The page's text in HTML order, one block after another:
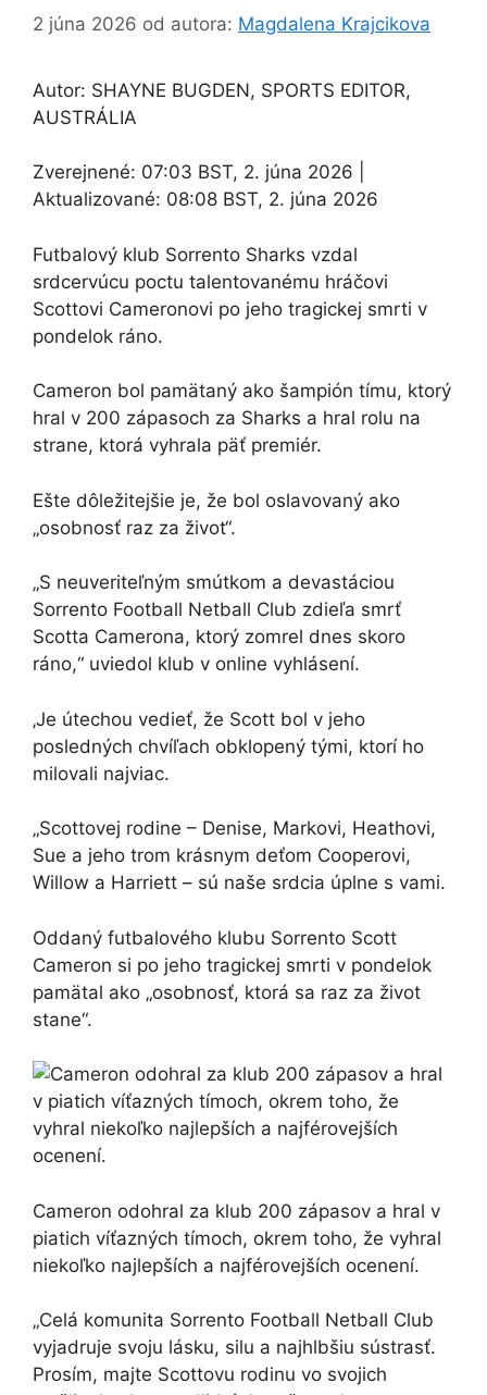
2 júna 2026 od autora: Magdalena Krajcikova
Autor: SHAYNE BUGDEN, SPORTS EDITOR,
AUSTRÁLIA
Zverejnené: 07:03 BST, 2. júna 2026
Aktualizované: 08:08 BST, 2. júna 2026
Futbalový klub Sorrento Sharks vzdal
srdcervúcu poctu talentovanému hráčovi
Scottovi Cameronovi po jeho tragickej smrti v
pondelok ráno.
Cameron bol pamätaný ako šampión tímu, ktorý
hral v 200 zápasoch za Sharks a hral rolu na
strane, ktorá vyhrala päť premiér.
Ešte dôležitejšie je, že bol oslavovaný ako
„osobnosť raz za život“.
„S neuveriteľným smútkom a devastáciou
Sorrento Football Netball Club zdieľa smrť
Scotta Camerona, ktorý zomrel dnes skoro
ráno,“ uviedol klub v online vyhlásení.
‚Je útechou vedieť, že Scott bol v jeho
posledných chvíľach obklopený tými, ktorí ho
milovali najviac.
„Scottovej rodine – Denise, Markovi, Heathovi,
Sue a jeho trom krásnym deťom Cooperovi,
Willow a Harriett – sú naše srdcia úplne s vami.
Oddaný futbalového klubu Sorrento Scott
Cameron si po jeho tragickej smrti v pondelok
pamätal ako „osobnosť, ktorá sa raz za život
stane“.
Cameron odohral za klub 200 zápasov a hral v
piatich víťazných tímoch, okrem toho, že vyhral
niekoľko najlepších a najférovejších ocenení.
„Celá komunita Sorrento Football Netball Club
vyjadruje svoju lásku, silu a najhlbšiu sústrasť.
Prosím, majte Scottovu rodinu vo svojich